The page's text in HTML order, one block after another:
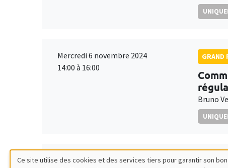
Mercredi 6 novembre 2024
14:00 à 16:00
GRAND
Bruno
Mardi 26 novembre 2024
GRAND
Ce site utilise des cookies et des services tiers pour garantir son